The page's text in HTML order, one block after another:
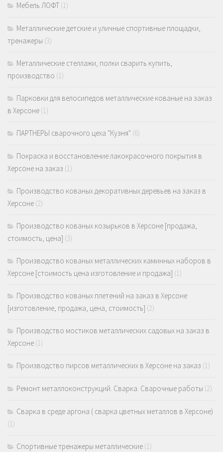
Мебель ЛОФТ (1)
Металлические детские и уличные спортивные площадки,
тренажеры (3)
Металлические стеллажи, полки сварить купить,
производство (1)
Парковки для велосипедов металлические кованые на заказ
в Херсоне (1)
ПАРТНЕРЫ сварочного цеха "Кузня" (6)
Покраска и восстановление лакокрасочного покрытия в
Херсоне на заказ (1)
Производство кованых декоративных деревьев на заказ в
Херсоне (2)
Производство кованых козырьков в Херсоне [продажа,
стоимость, цена] (3)
Производство кованых металлических каминных наборов в
Херсоне [стоимость цена изготовление и продажа] (1)
Производство кованых плетений на заказ в Херсоне
[изготовление, продажа, цена, стоимость] (2)
Производство мостиков металлических садовых на заказ в
Херсоне (1)
Производство пирсов металлических в Херсоне на заказ (1)
Ремонт металлоконструкций. Сварка. Сварочные работы (2)
Сварка в среде аргона ( сварка цветных металлов в Херсоне)
(1)
Спортивные тренажеры металлические (1)